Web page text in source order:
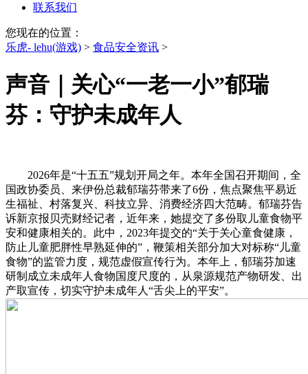
联系我们
您现在的位置：
乐虎- lehu(游戏) > 食品安全资讯 >
声音｜关心“一老一小”郁瑞
芬：守护未成年人
2026年是“十五五”规划开局之年。本年全国召开期间，全
国政协委员、来伊份总裁郁瑞芬带来了6份，焦点聚焦平易近
生福祉、村落复兴、科技立异、消费经济四大范畴。郁瑞芬告
诉新京报贝壳财经记者，近年来，她提交了多份取儿童食物平
安和健康相关的。此中，2023年提交的“关于关心童食健康，
防止儿童肥胖性早熟延伸的”，鞭策相关部分加大对标称“儿童
食物”的监管力度，规范虚假宣传行为。本年上，郁瑞芬加速
研制成立未成年人食物国度尺度的，从泉源规范产物研发、出
产取宣传，切实守护未成年人“舌尖上的平安”。